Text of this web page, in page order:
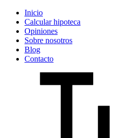
Inicio
Calcular hipoteca
Opiniones
Sobre nosotros
Blog
Contacto